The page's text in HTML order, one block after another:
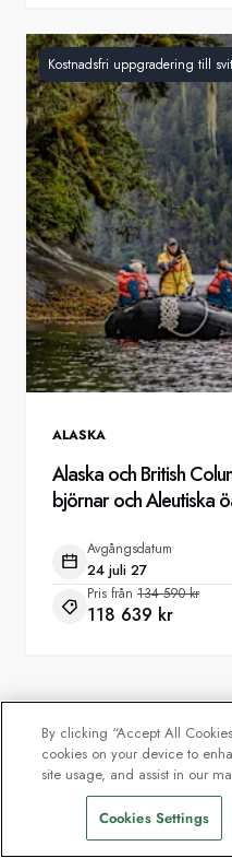
Kostnadsfri uppgradering till svit
ALASKA
Alaska och British
björnar och Aleutiska
Avgångsdatum
24 juli 27
Pris från 134 590 kr
118 639 kr
By clicking “Accept All
cookies on your device to
site usage, and assist in our
Cookies Settings